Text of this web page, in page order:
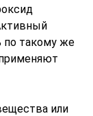
по такому же
или